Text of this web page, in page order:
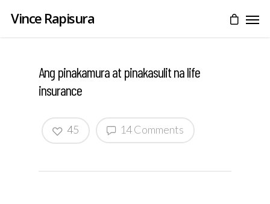
Vince Rapisura
Ang pinakamura at pinakasulit na life
insurance
14 Comments
45